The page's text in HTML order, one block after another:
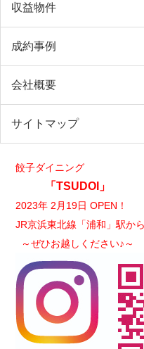
収益物件
成約事例
会社概要
サイトマップ
餃子ダイニング
「TSUDOI」
2023年 2月19日 OPEN！
JR京浜東北線「浦和」駅か
～ぜひお越しください♪～